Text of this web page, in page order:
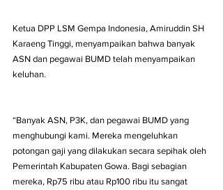
Ketua DPP LSM Gempa Indonesia, Amiruddin SH
Karaeng Tinggi, menyampaikan bahwa banyak
ASN dan pegawai BUMD telah menyampaikan
keluhan.
“Banyak ASN, P3K, dan pegawai BUMD yang
menghubungi kami. Mereka mengeluhkan
potongan gaji yang dilakukan secara sepihak oleh
Pemerintah Kabupaten Gowa. Bagi sebagian
mereka, Rp75 ribu atau Rp100 ribu itu sangat